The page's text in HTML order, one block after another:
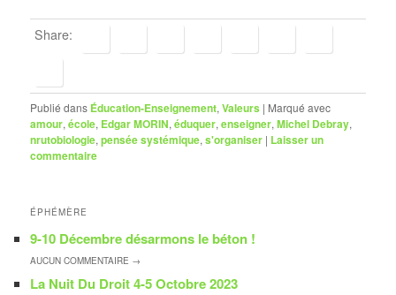
Share:
Publié dans Éducation-Enseignement,Valeurs | Marqué avec
amour,école, Edgar MORIN,éduquer,enseigner,Michel Debray,
nrutobiologie,pensée systémique,s'organiser | Laisser un
commentaire
ÉPHÉMÈRE
9-10 Décembre désarmons le béton !
AUCUNCOMMENTAIRE →
La Nuit Du Droit 4-5 Octobre 2023